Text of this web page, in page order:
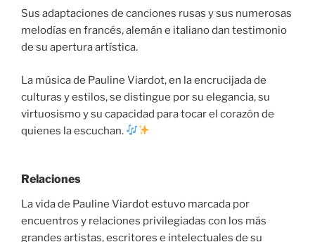
Sus adaptaciones de canciones rusas y sus numerosas
melodías en francés, alemán e italiano dan testimonio
de su apertura artística.
La música de Pauline Viardot, en la encrucijada de
culturas y estilos, se distingue por su elegancia, su
virtuosismo y su capacidad para tocar el corazón de
quienes la escuchan.
Relaciones
La vida de Pauline Viardot estuvo marcada por
encuentros y relaciones privilegiadas con los más
grandes artistas, escritores e intelectuales de su